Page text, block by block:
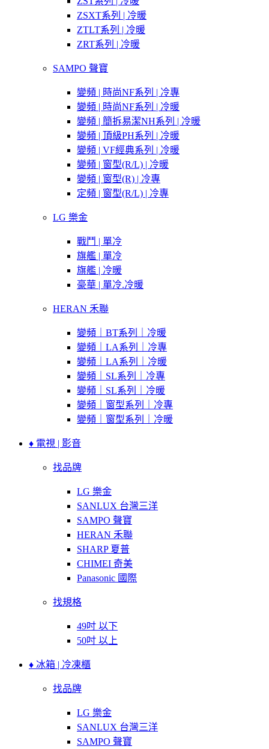
ZSXT系列 | 冷暖
ZTLT系列 | 冷暖
ZRT系列 | 冷暖
SAMPO 聲寶
變頻 | 時尚NF系列 | 冷專
變頻 | 時尚NF系列 | 冷暖
變頻 | 簡拆易潔NH系列 | 冷暖
變頻 | 頂級PH系列 | 冷暖
變頻 | VF經典系列 | 冷暖
變頻 | 窗型(R/L) | 冷暖
變頻 | 窗型(R) | 冷專
定頻 | 窗型(R/L) | 冷專
LG 樂金
戰鬥 | 單冷
旗艦 | 單冷
旗艦 | 冷暖
豪華 | 單冷.冷暖
HERAN 禾聯
變頻｜BT系列｜冷暖
變頻｜LA系列｜冷專
變頻｜LA系列｜冷暖
變頻｜SL系列｜冷專
變頻｜SL系列｜冷暖
變頻｜窗型系列｜冷專
變頻｜窗型系列｜冷暖
♦ 電視 | 影音
找品牌
LG 樂金
SANLUX 台灣三洋
SAMPO 聲寶
HERAN 禾聯
SHARP 夏普
CHIMEI 奇美
Panasonic 國際
找規格
49吋 以下
50吋 以上
♦ 冰箱 | 冷凍櫃
找品牌
LG 樂金
SANLUX 台灣三洋
SAMPO 聲寶